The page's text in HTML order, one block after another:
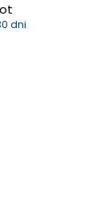
dni